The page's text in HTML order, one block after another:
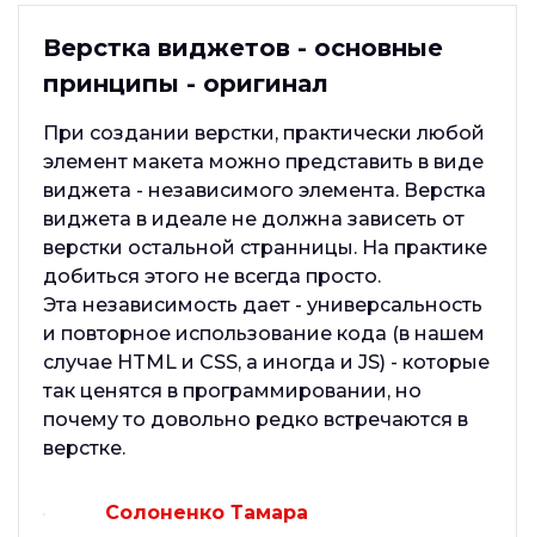
Верстка виджетов - основные
принципы - оригинал
При создании верстки, практически любой
элемент макета можно представить в виде
виджета - независимого элемента. Верстка
виджета в идеале не должна зависеть от
верстки остальной странницы. На практике
добиться этого не всегда просто.
Эта независимость дает - универсальность
и повторное использование кода (в нашем
случае HTML и CSS, а иногда и JS) - которые
так ценятся в программировании, но
почему то довольно редко встречаются в
верстке.
Солоненко Тамара